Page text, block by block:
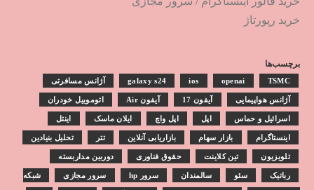
خرید رپورتاژ
برچسب‌ها
galaxy s24 ios openai TSMC آژانس مسافرتی
آژانس هواپیمایی آیفون 17 آیفون Air اتوموبیل خودران
اسرائیل و حماس اپل اپل واچ ایلان ماسک اینتل
اینستاگرام بازار سهام بازاریابی آنلاین تتر تحلیل بنیادین
تلویزیون تین کلاینت حقوق فناوری دوربین مداربسته
رباتیک سئو سالمندان سرور hp سرور مجازی شبکه